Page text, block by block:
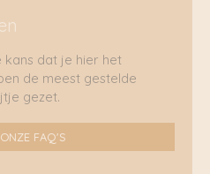
kans dat je hier het
de meest gestelde
gezet.
FAQ'S